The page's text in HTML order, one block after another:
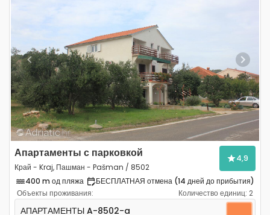
Previous Next
Апартаменты с парковкой
Край - Kraj, Пашман - Pašman / 8502
4,9
400 m од пляжа
БЕСПЛАТНАЯ отмена (14 дней до прибытия)
Объекты проживания:
Количество единиц: 2
Двухкомнатные апартаменты Край - Kraj, Пашман -
АПАРТАМЕНТЫ A-8502-a